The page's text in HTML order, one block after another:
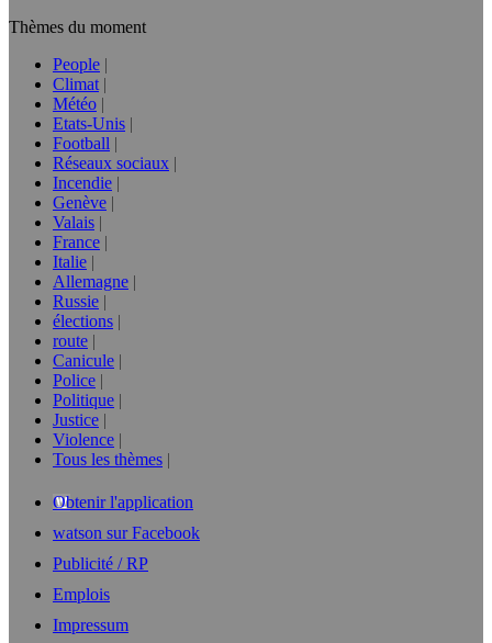
Thèmes du moment
People
Climat
Météo
Etats-Unis
Football
Réseaux sociaux
Incendie
Genève
Valais
France
Italie
Allemagne
Russie
élections
route
Canicule
Police
Politique
Justice
Violence
Tous les thèmes
Obtenir l'application
watson sur Facebook
Publicité / RP
Emplois
Impressum